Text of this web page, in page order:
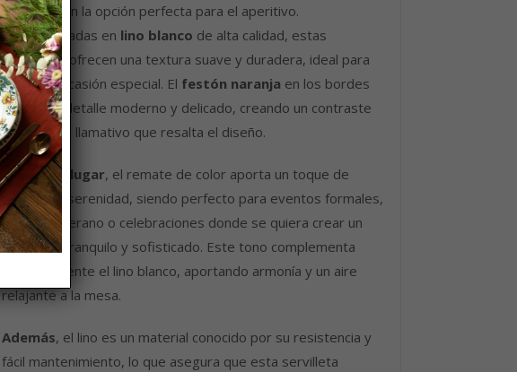
naranjason la opción perfecta para el aperitivo.
Confeccionadas en lino blanco de alta calidad, estas
servilletas ofrecen una textura suave y duradera, ideal para
cualquier ocasión especial. El festón naranja en los bordes
aporta un detalle moderno y delicado, creando un contraste
suave pero llamativo que resalta el diseño.
En primer lugar, el remate de color aporta un toque de
frescura y serenidad, siendo perfecto para eventos formales,
cenas de verano o celebraciones donde se quiera crear un
ambiente tranquilo y sofisticado. Este tono complementa
perfectamente el lino blanco, aportando armonía y un aire
relajante a la mesa.
Además, el lino es un material conocido por su resistencia y
fácil mantenimiento, lo que asegura que esta servilleta